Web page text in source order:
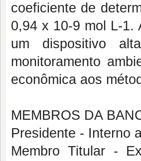
coeficiente de
0,94 x 10-9 mol L-1.
um dispositivo
monitoramento
econômica aos
MEMBROS DA
Presidente - Interno
Membro Titular -